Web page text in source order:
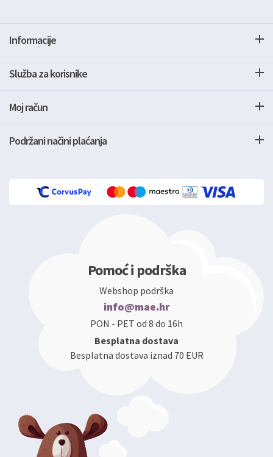
Informacije
Služba za korisnike
Moj račun
Podržani načini plaćanja
Pomoć i podrška
Webshop podrška
info@mae.hr
PON - PET od 8 do 16h
Besplatna dostava
Besplatna dostava iznad 70 EUR